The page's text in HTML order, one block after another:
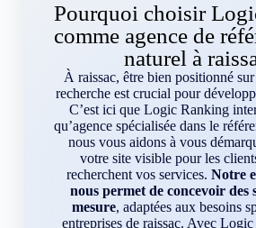
Pourquoi choisir
comme agence de
naturel à
À raissac, être bien positionné
recherche est crucial pour
C’est ici que Logic Ranking
qu’agence spécialisée dans le
nous vous aidons à vous
votre site visible pour les
recherchent vos services. Notre
nous permet de concevoir des
mesure, adaptées aux besoins
entreprises de raissac. Avec